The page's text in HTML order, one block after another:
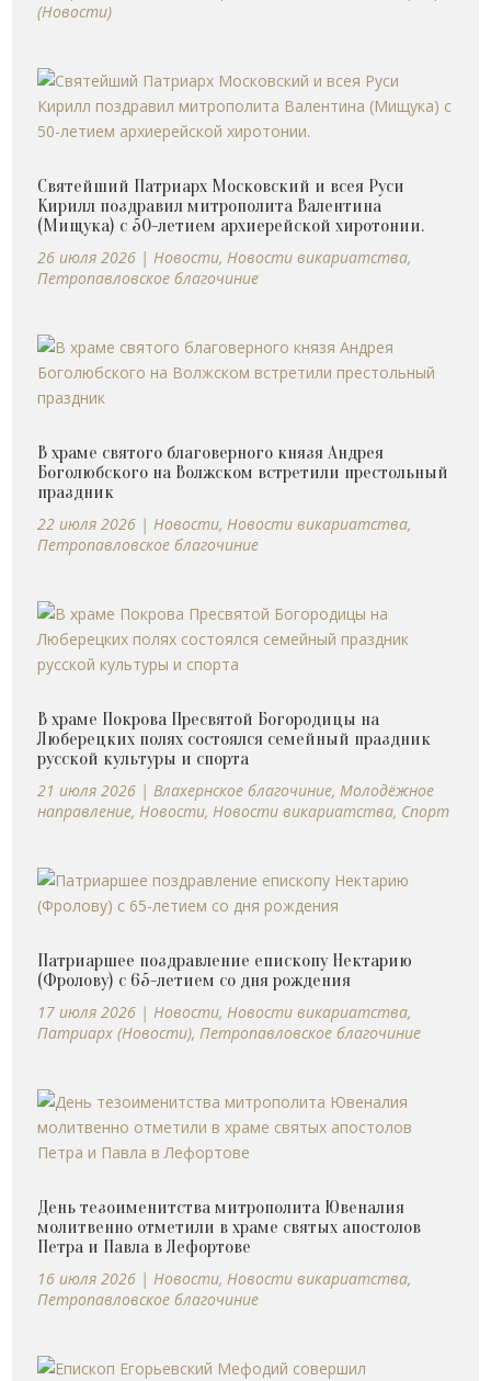
(Новости)
Святейший Патриарх Московский и всея Руси
Кирилл поздравил митрополита Валентина
(Мищука) с 50-летием архиерейской хиротонии.
26 июля 2026 |Новости,Новости викариатства,
Петропавловское благочиние
В храме святого благоверного князя Андрея
Боголюбского на Волжском встретили престольный
праздник
22 июля 2026 |Новости,Новости викариатства,
Петропавловское благочиние
В храме Покрова Пресвятой Богородицы на
Люберецких полях состоялся семейный праздник
русской культуры и спорта
21 июля 2026 |Влахернское благочиние,Молодёжное
направление,Новости,Новости викариатства, Спорт
Патриаршее поздравление епископу Нектарию
(Фролову) с 65-летием со дня рождения
17 июля 2026 |Новости,Новости викариатства,
Патриарх (Новости),Петропавловское благочиние
День тезоименитства митрополита Ювеналия
молитвенно отметили в храме святых апостолов
Петра и Павла в Лефортове
16 июля 2026 |Новости,Новости викариатства,
Петропавловское благочиние